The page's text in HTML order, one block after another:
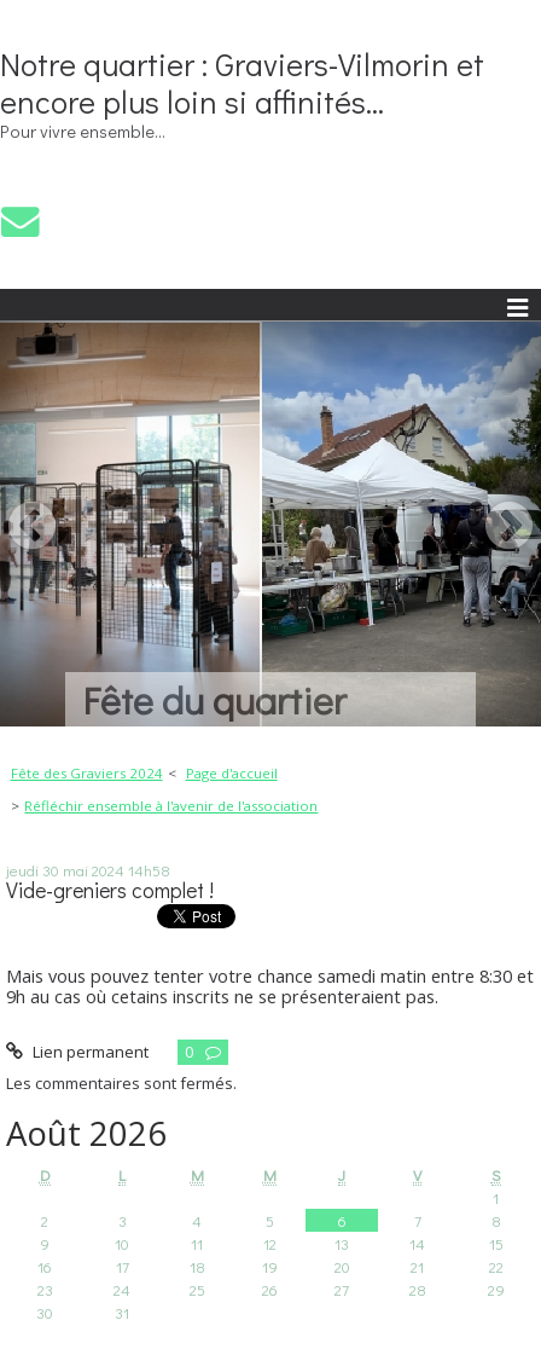
Notre quartier : Graviers-Vilmorin et
encore plus loin si affinités...
Pour vivre ensemble...
Fête du quartier
Août 2026
D L M M J V
S
1
2
3 4 5 6 7
8
9
10 11 12 13 14
15
16
17 18 19 20 21
22
23
24 25 26 27 28
29
30
31
Fête des Graviers 2024
Page d'accueil
Réfléchir ensemble à l'avenir de l'association
jeudi 30 mai 2024 14h58
Vide-greniers complet !
Mais vous pouvez tenter votre chance samedi matin entre 8:30 et
9h au cas où cetains inscrits ne se présenteraient pas.
Lien permanent
0
Les commentaires sont fermés.